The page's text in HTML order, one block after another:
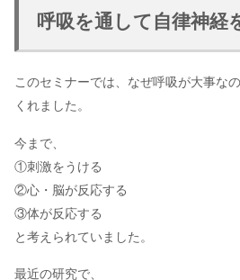
呼吸を通して自律神経
このセミナーでは、なぜ呼吸が大事な
くれました。
今まで、
①刺激をうける
②心・脳が反応する
③体が反応する
と考えられていました。
最近の研究で、